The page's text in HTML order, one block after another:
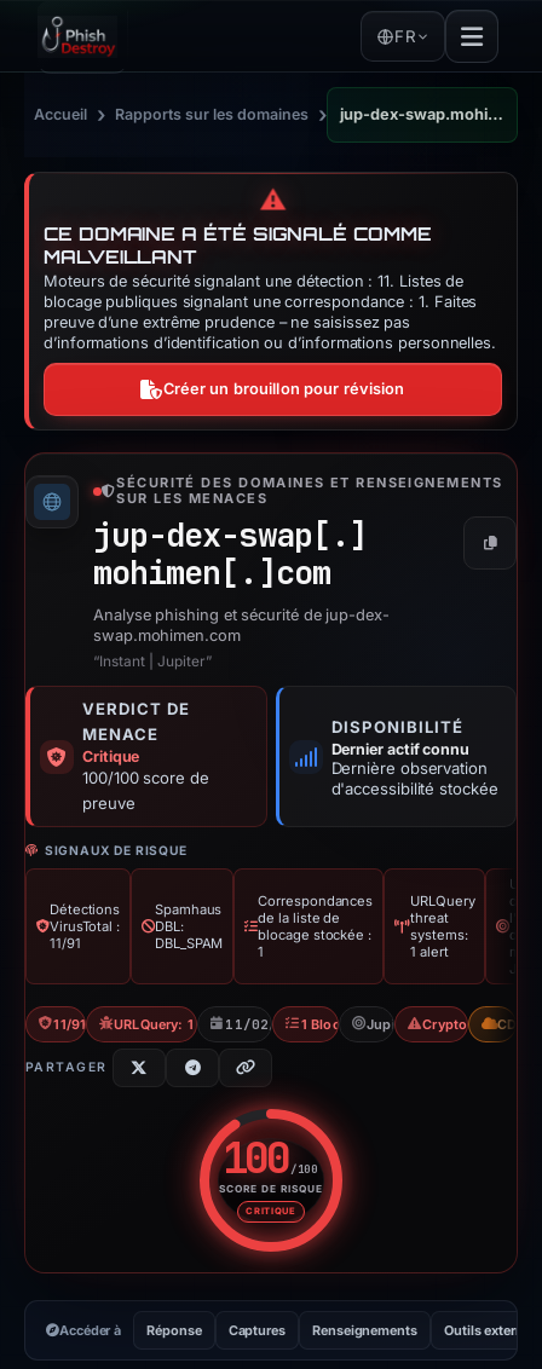
FR
Accueil › Rapports sur les domaines › jup-dex-swap.mohimen.com
⚠️
CE DOMAINE A ÉTÉ SIGNALÉ COMME
MALVEILLANT
Moteurs de sécurité signalant une détection : 11. Listes de
blocage publiques signalant une correspondance : 1. Faites
preuve d’une extrême prudence – ne saisissez pas
d’informations d’identification ou d’informations personnelles.
Créer un brouillon pour révision
SÉCURITÉ DES DOMAINES ET RENSEIGNEMENTS
SUR LES MENACES
jup-dex-swap[.]
mohimen[.] com
Copier
Analyse phishing et sécurité de jup-dex-
swap.mohimen.com
“Instant | Jupiter”
VERDICT DE
MENACE
Critique
100/100 score de
preuve
DISPONIBILITÉ
Dernier actif connu
Dernière observation
d'accessibilité stockée
SIGNAUX DE RISQUE
Détections
VirusTotal :
11/91
Spamhaus
DBL:
DBL_SPAM
Correspondances
de la liste de
blocage stockée :
1
URLQuery
threat
systems:
1 alert
de
de la
11/91 VT URLQuery: 1 threat alerts
11/02/20261 BlocklistJupiter Crypto ScamCDN
PARTAGER
100/100
SCORE DE RISQUE
CRITIQUE
Score de risque : 100 sur
Accéder à Réponse Captures Renseignements Outils externes